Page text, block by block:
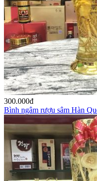
300.000đ
Bình ngâm rượu sâm Hàn